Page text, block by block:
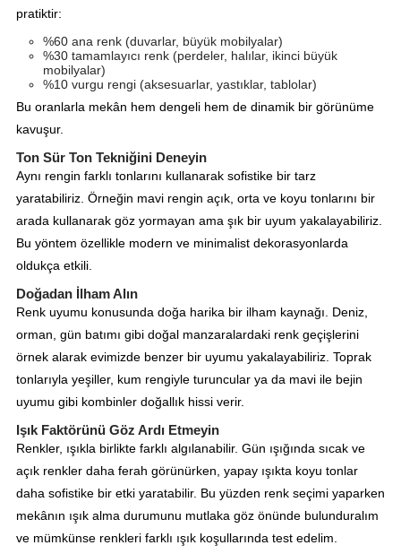
pratiktir:
%60 ana renk (duvarlar, büyük mobilyalar)
%30 tamamlayıcı renk (perdeler, halılar, ikinci büyük
mobilyalar)
%10 vurgu rengi (aksesuarlar, yastıklar, tablolar)
Bu oranlarla mekân hem dengeli hem de dinamik bir görünüme
kavuşur.
Ton Sür Ton Tekniğini Deneyin
Aynı rengin farklı tonlarını kullanarak sofistike bir tarz
yaratabiliriz. Örneğin mavi rengin açık, orta ve koyu tonlarını bir
arada kullanarak göz yormayan ama şık bir uyum yakalayabiliriz.
Bu yöntem özellikle modern ve minimalist dekorasyonlarda
oldukça etkili.
Doğadan İlham Alın
Renk uyumu konusunda doğa harika bir ilham kaynağı. Deniz,
orman, gün batımı gibi doğal manzaralardaki renk geçişlerini
örnek alarak evimizde benzer bir uyumu yakalayabiliriz. Toprak
tonlarıyla yeşiller, kum rengiyle turuncular ya da mavi ile bejin
uyumu gibi kombinler doğallık hissi verir.
Işık Faktörünü Göz Ardı Etmeyin
Renkler, ışıkla birlikte farklı algılanabilir. Gün ışığında sıcak ve
açık renkler daha ferah görünürken, yapay ışıkta koyu tonlar
daha sofistike bir etki yaratabilir. Bu yüzden renk seçimi yaparken
mekânın ışık alma durumunu mutlaka göz önünde bulunduralım
ve mümkünse renkleri farklı ışık koşullarında test edelim.